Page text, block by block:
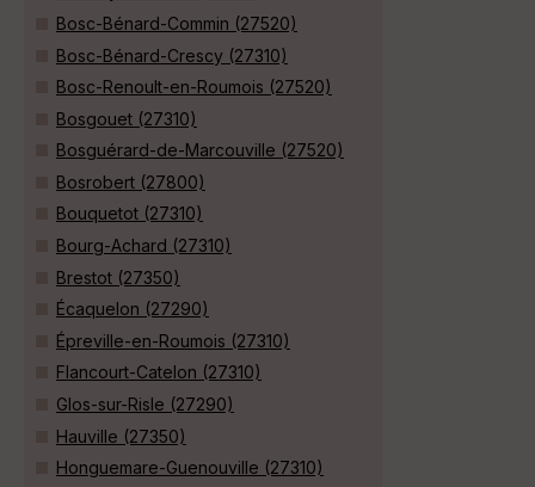
Bosc-Bénard-Commin (27520)
Bosc-Bénard-Crescy (27310)
Bosc-Renoult-en-Roumois (27520)
Bosgouet (27310)
Bosguérard-de-Marcouville (27520)
Bosrobert (27800)
Bouquetot (27310)
Bourg-Achard (27310)
Brestot (27350)
Écaquelon (27290)
Épreville-en-Roumois (27310)
Flancourt-Catelon (27310)
Glos-sur-Risle (27290)
Hauville (27350)
Honguemare-Guenouville (27310)